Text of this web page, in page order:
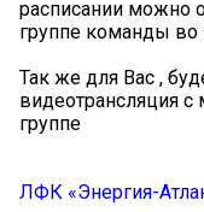
расписании можно
группе команды во
Так же для Вас ,
видеотрансляция с
группе
ЛФК «Энергия-